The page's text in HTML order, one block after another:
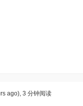
ago) 3 分钟阅读